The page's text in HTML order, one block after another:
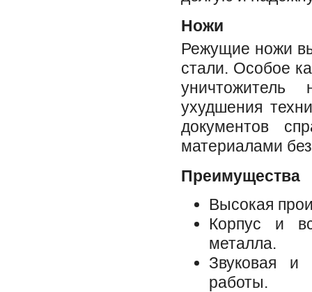
Ножи
Режущие ножи
стали. Особое
ухудшения
документов
материалами
Преимущества
Высокая
Корпус и
металла.
Звуковая и
работы.